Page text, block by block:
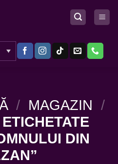
/ MAGAZIN /
DIN